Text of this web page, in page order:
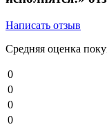
Написать отзыв
Средняя оценка
0
0
0
0